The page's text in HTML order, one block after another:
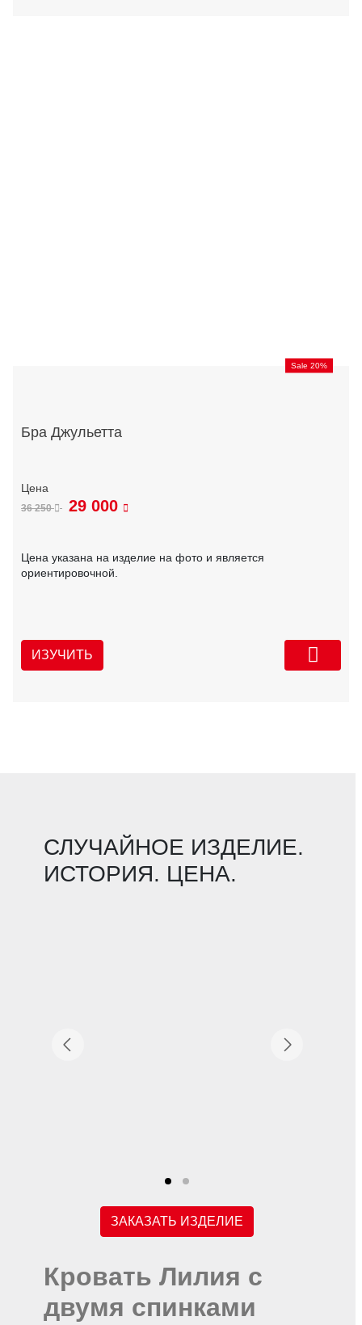
Sale 20%
Бра Джульетта
36 250 29 000
Цена указана на изделие на фото и является
ориентировочной.
ИЗУЧИТЬ
СЛУЧАЙНОЕ ИЗДЕЛИЕ.
ИСТОРИЯ. ЦЕНА.
ЗАКАЗАТЬ ИЗДЕЛИЕ
Кровать Лилия с
двумя спинками